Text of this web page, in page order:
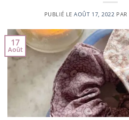
PUBLIÉ LEAOÛT 17, 2022 PAR
17
Août